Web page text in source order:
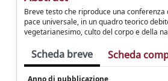
Breve testo che riproduce una
pace universale, in un quadro teorico
vegetarianesimo, culto del corpo e della
Scheda breve Scheda
Anno di pubblicazione